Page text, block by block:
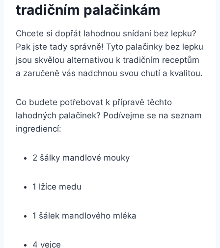
tradičním palačinkám
Chcete si dopřát lahodnou snídani bez lepku?
Pak jste tady správně! Tyto palačinky bez lepku
jsou skvělou alternativou k tradičním receptům
a zaručeně vás nadchnou svou chutí a kvalitou.
Co budete potřebovat k přípravě těchto
lahodných palačinek? Podívejme se na seznam
ingrediencí:
2 šálky mandlové mouky
1 lžíce medu
1 šálek mandlového mléka
4 vejce